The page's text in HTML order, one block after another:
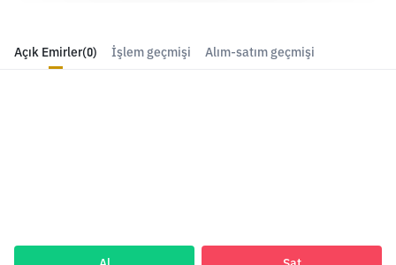
Açık Emirler(0) İşlem geçmişi Alım-satım geçmişi